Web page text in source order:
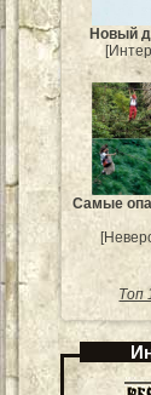
Новый
Самые
Топ